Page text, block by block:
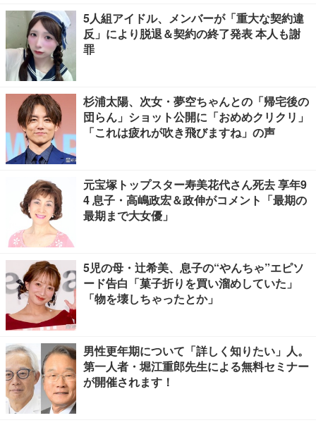
5人組アイドル、メンバーが「重大な契約違
反」により脱退＆契約の終了発表 本人も謝
罪
杉浦太陽、次女・夢空ちゃんとの「帰宅後の
団らん」ショット公開に「おめめクリクリ」
「これは疲れが吹き飛びますね」の声
元宝塚トップスター寿美花代さん死去 享年9
4 息子・高嶋政宏＆政伸がコメント「最期の
最期まで大女優」
5児の母・辻希美、息子の“やんちゃ”エピソ
ード告白「菓子折りを買い溜めしていた」
「物を壊しちゃったとか」
男性更年期について「詳しく知りたい」人。
第一人者・堀江重郎先生による無料セミナー
が開催されます！